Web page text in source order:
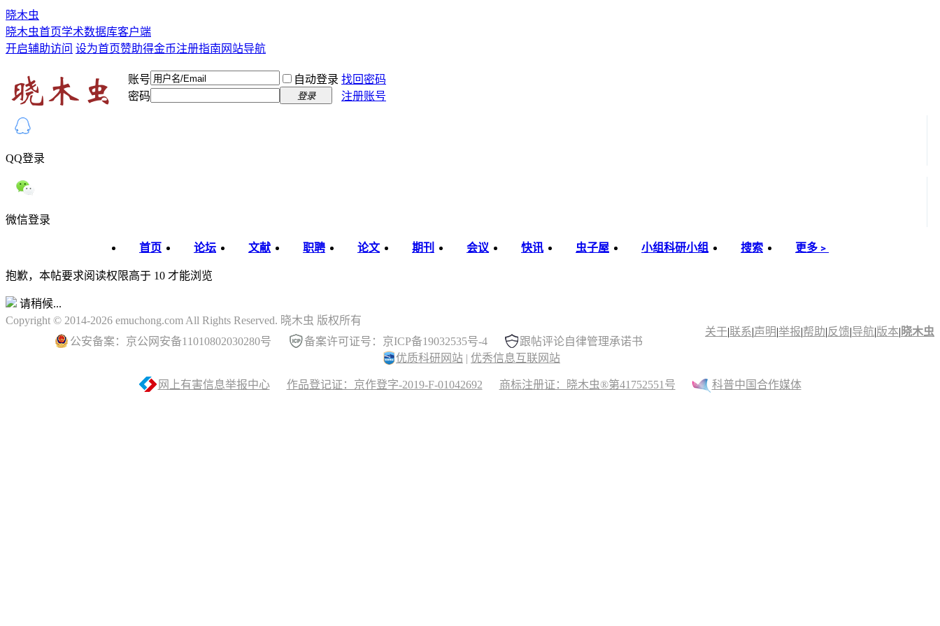
晓木虫
晓木虫首页学术数据库客户端
开启辅助访问 设为首页赞助得金币注册指南 网站导航
账号 自动登录 找回密码
密码
登录 注册账号
QQ登录
微信登录
首页 论坛 文献 职聘 论文 期刊 会议 快讯 虫子屋 小组科研小组 搜索 更多﹥
抱歉，本帖要求阅读权限高于 10 才能浏览
请稍候...
关于|联系|声明|举报|帮助|反馈|导航|版本| 晓木虫
Copyright © 2014-2026 emuchong.com All Rights Reserved. 晓木虫 版权所有
公安备案：京公网安备11010802030280号
备案许可证号：京ICP备19032535号-4
跟帖评论自律管理承诺书
优质科研网站 | 优秀信息互联网站
网上有害信息举报中心 作品登记证：京作登字-2019-F-01042692 商标注册证：晓木虫®第41752551号 科普中国合作媒体